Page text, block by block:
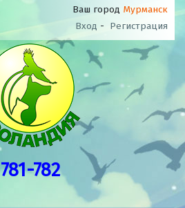
Ваш город Мурманск
Вход - Регистрация
781-782